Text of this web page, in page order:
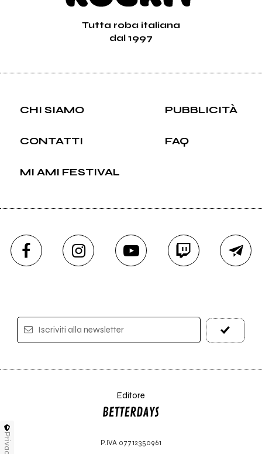
Tutta roba italiana
dal 1997
CHI SIAMO PUBBLICITÀ
CONTATTI FAQ
MI AMI FESTIVAL
Iscriviti alla newsletter
Editore
P.IVA 07712350961
Privacy